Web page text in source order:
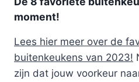
moment!
Lees hier meer over de
buitenkeukens van 2023!
zijn dat jouw voorkeur